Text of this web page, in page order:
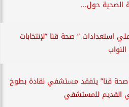
الصحية حول...
استعدادات ” صحة قنا ”لإنتخابات
قنا” يتفقد مستشفي نقادة بطوخ
القديم للمستشفي